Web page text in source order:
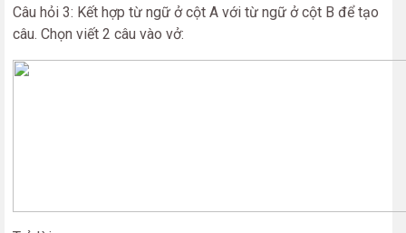
Câu hỏi 3: Kết hợp từ ngữ ở cột A với từ ngữ ở cột B để tạo
câu. Chọn viết 2 câu vào vở: